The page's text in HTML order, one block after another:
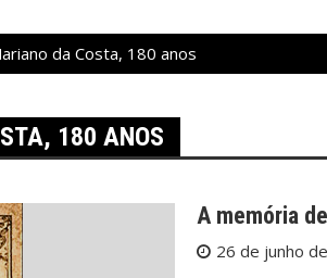
da Costa, 180 anos
180 ANOS
A memória
26 de junho